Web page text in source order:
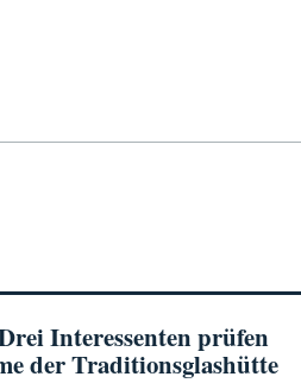
Interessenten prüfen
der Traditionsglashütte